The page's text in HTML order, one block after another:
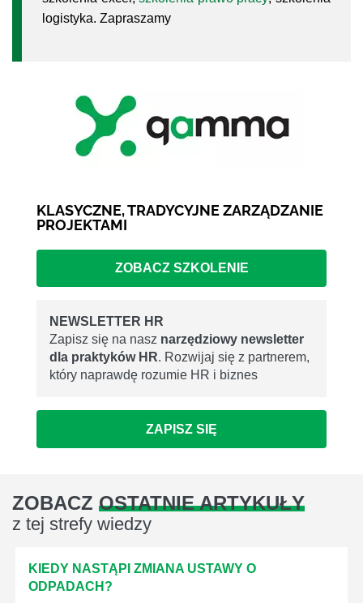
logistyka. Zapraszamy
KLASYCZNE, TRADYCYJNE ZARZĄDZANIE
PROJEKTAMI
ZOBACZ SZKOLENIE
NEWSLETTER HR
Zapisz się na nasz narzędziowy newsletter
dla praktyków HR. Rozwijaj się z partnerem,
który naprawdę rozumie HR i biznes
ZAPISZ SIĘ
ZOBACZ OSTATNIE ARTYKUŁY
z tej strefy wiedzy
KIEDY NASTĄPI ZMIANA USTAWY O
ODPADACH?